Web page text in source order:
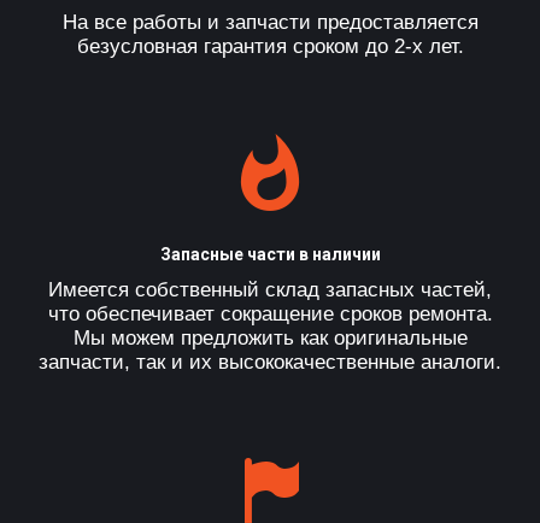
На все работы и запчасти предоставляется
безусловная гарантия сроком до 2-х лет.
Запасные части в наличии
Имеется собственный склад запасных частей,
что обеспечивает сокращение сроков ремонта.
Мы можем предложить как оригинальные
запчасти, так и их высококачественные аналоги.